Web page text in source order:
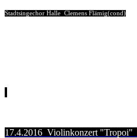
Stadtsingechor Halle Clemens Flämig(cond)
17.4.2016 Violinkonzert "Tropoi"